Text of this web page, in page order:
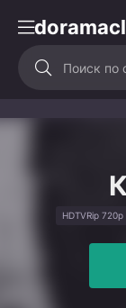
HDTVRip 720p